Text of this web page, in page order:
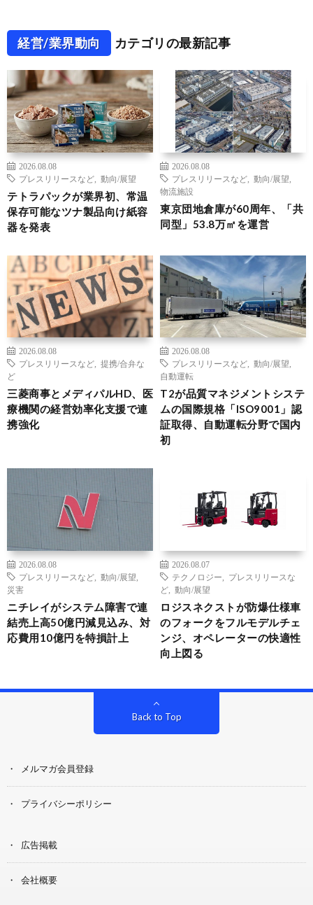
経営/業界動向 カテゴリの最新記事
2026.08.08
プレスリリースなど
動向/展望
テトラパックが業界初、常温
保存可能なツナ製品向け紙容
器を発表
2026.08.08
プレスリリースなど
動向/展望
物流施設
東京団地倉庫が60周年、「共
同型」53.8万㎡を運営
2026.08.08
プレスリリースなど
提携/合弁な
ど
三菱商事とメディパルHD、医
療機関の経営効率化支援で連
携強化
2026.08.08
プレスリリースなど
動向/展望
自動運転
T2が品質マネジメントシステ
ムの国際規格「ISO9001」認
証取得、自動運転分野で国内
初
2026.08.08
プレスリリースなど
動向/展望
災害
ニチレイがシステム障害で連
結売上高50億円減見込み、対
応費用10億円を特損計上
2026.08.07
テクノロジー
プレスリリースな
ど
動向/展望
ロジスネクストが防爆仕様車
のフォークをフルモデルチェ
ンジ、オペレーターの快適性
向上図る
Back to Top
メルマガ会員登録
プライバシーポリシー
広告掲載
会社概要